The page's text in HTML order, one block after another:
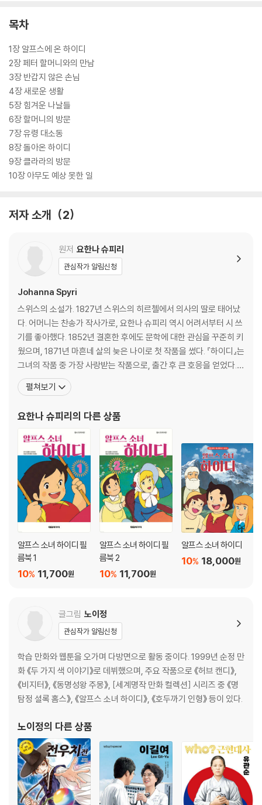
목차
1장 알프스에 온 하이디
2장 페터 할머니와의 만남
3장 반갑지 않은 손님
4장 새로운 생활
5장 힘겨운 나날들
6장 할머니의 방문
7장 유령 대소동
8장 돌아온 하이디
9장 클라라의 방문
10장 아무도 예상 못한 일
저자 소개 2
원저 요한나 슈피리
관심작가 알림신청
Johanna Spyri
스위스의 소설가. 1827년 스위스의 히르첼에서 의사의 딸로 태어났
다. 어머니는 찬송가 작사가로, 요한나 슈피리 역시 어려서부터 시 쓰
기를 좋아했다. 1852년 결혼한 후에도 문학에 대한 관심을 꾸준히 키
웠으며, 1871년 마흔네 살의 늦은 나이로 첫 작품을 썼다. 『하이디』는
그녀의 작품 중 가장 사랑받는 작품으로, 출간 후 큰 호응을 얻었다.
권위적인 교육관이 팽배했던 당시로서는 어린이를 독립된 인격체로
존중하고 자연의 힘으로 아이를 키운다는 주제가 매우 파적이었기 때
그 후 창작 활동에만 전념하다 1901년
펼쳐보기
요한나 슈피리 의 다른 상품
알프스 소녀 하이디 필
름북 1
11,700원
10%
알프스 소녀 하이디 필
름북 2
11,700원
10%
알프스 소녀 하이디
18,000원
10%
글그림 노이정
관심작가 알림신청
학습 만화와 웹툰을 오가며 다방면으로 활동 중이다. 1999년 순정 만
화 《두 가지 색 이야기》로 데뷔했으며, 주요 작품으로 《허브 캔디》,
《비지터》, 《동명성왕 주몽》, [세계명작 만화 컬렉션] 시리즈 중 《명
탐정 셜록 홈스》, 《알프스 소녀 하이디》, 《호두까기 인형》 등이 있다.
노이정의 다른 상품